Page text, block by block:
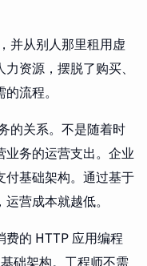
并从别人那里租用虚
资源，摆脱了购买、
流程。
的关系。不是随着时
务的运营支出。企业
付基础架构。通过基于
营成本就越低。
的 HTTP 应用编程
础架构。工程师不需